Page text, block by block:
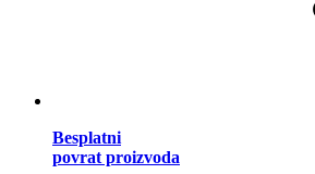
Besplatni
povrat proizvoda